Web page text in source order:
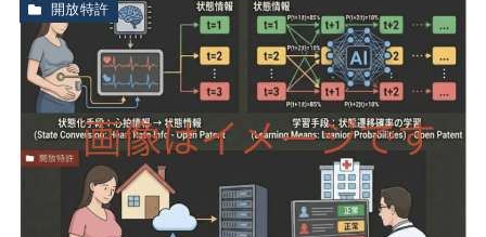
開放特許